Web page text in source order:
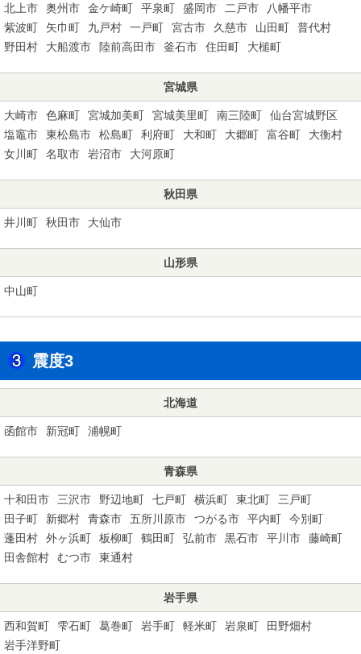
北上市 奥州市 金ケ崎町 平泉町 盛岡市 二戸市
八幡平市
紫波町
矢巾町 九戸村 一戸町 宮古市 久慈市 山田町
普代村
野田村
大船渡市 陸前高田市 釜石市 住田町 大槌町
宮城県
大崎市 色麻町 宮城加美町 宮城美里町 南三陸町
仙台宮城野区
塩竈市
東松島市 松島町 利府町 大和町 大郷町 富谷町
大衡村
女川町
名取市 岩沼市 大河原町
秋田県
井川町 秋田市 大仙市
山形県
中山町
震度3
北海道
函館市 新冠町 浦幌町
青森県
十和田市 三沢市 野辺地町 七戸町 横浜町 東北町
三戸町
田子町
新郷村 青森市 五所川原市 つがる市 平内町
今別町
蓬田村
外ヶ浜町 板柳町 鶴田町 弘前市 黒石市 平川市
藤崎町
田舎館村
むつ市 東通村
岩手県
西和賀町 雫石町 葛巻町 岩手町 軽米町 岩泉町
田野畑村
岩手洋野町